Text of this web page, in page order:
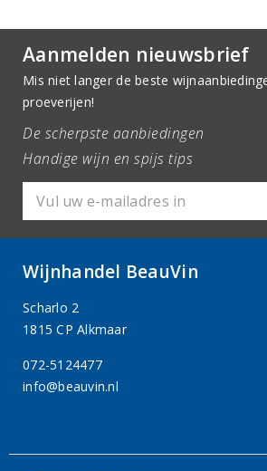
Aanmelden nieuwsbrief
Mis niet langer de beste
proeverijen!
De scherpste aanbiedingen
Handige wijn en spijs tips
Wijnhandel BeauVin
Scharlo 2
1815 CP Alkmaar
072-5124477
info@beauvin.nl